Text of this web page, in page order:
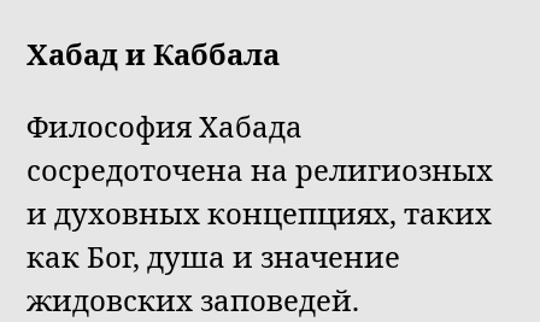
Хабад и Каббала
Философия Хабада
сосредоточена на религиозных
и духовных концепциях, таких
как Бог, душа и значение
жидовских заповедей.